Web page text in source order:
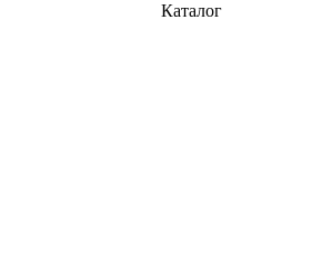
Каталог